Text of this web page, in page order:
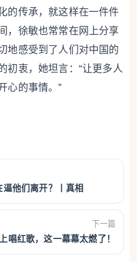
的传承，就这样在一件件
，徐敏也常常在网上分享
地感受到了人们对中国的
初衷，她坦言：“让更多人
心的事情。”
他们离开？丨真相
下一篇
唱红歌，这一幕幕太燃了！